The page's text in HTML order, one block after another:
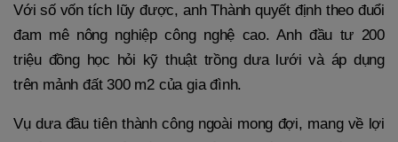
Với số vốn tích lũy được, anh Thành quyết định theo đuổi
đam mê nông nghiệp công nghệ cao. Anh đầu tư 200
triệu đồng học hỏi kỹ thuật trồng dưa lưới và áp dụng
trên mảnh đất 300 m2 của gia đình.
Vụ dưa đầu tiên thành công ngoài mong đợi, mang về lợi